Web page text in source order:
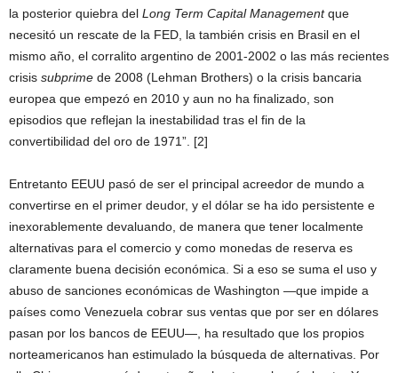
la posterior quiebra del Long Term Capital Managementque
necesitó un rescate de la FED, la también crisis en Brasil en el
mismo año, el corralito argentino de 2001-2002 o las más recientes
crisis subprime de 2008 (Lehman Brothers) o la crisis bancaria
europea que empezó en 2010 y aun no ha finalizado, son
episodios que reflejan la inestabilidad tras el fin de la
convertibilidad del oro de 1971”. [2]
Entretanto EEUU pasó de ser el principal acreedor de mundo a
convertirse en el primer deudor, y el dólar se ha ido persistente e
inexorablemente devaluando, de manera que tener localmente
alternativas para el comercio y como monedas de reserva es
claramente buena decisión económica. Si a eso se suma el uso y
abuso de sanciones económicas de Washington —que impide a
países como Venezuela cobrar sus ventas que por ser en dólares
pasan por los bancos de EEUU—, ha resultado que los propios
norteamericanos han estimulado la búsqueda de alternativas. Por